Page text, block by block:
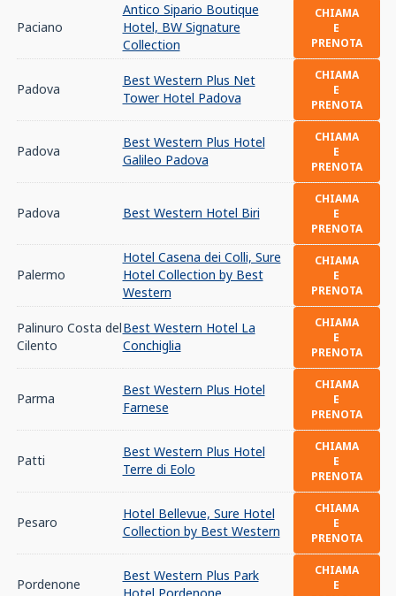
Paciano
Antico Sipario Boutique
Hotel, BW Signature
Collection
CHIAMA
E
PRENOTA
Padova
Best Western Plus Net
Tower Hotel Padova
CHIAMA
E
PRENOTA
Padova
Best Western Plus Hotel
Galileo Padova
CHIAMA
E
PRENOTA
Padova Best Western Hotel Biri
CHIAMA
E
PRENOTA
Palermo
Hotel Casena dei Colli, Sure
Hotel Collection by Best
Western
CHIAMA
E
PRENOTA
Palinuro Costa del
Cilento
Best Western Hotel La
Conchiglia
CHIAMA
E
PRENOTA
Parma
Best Western Plus Hotel
Farnese
CHIAMA
E
PRENOTA
Patti
Best Western Plus Hotel
Terre di Eolo
CHIAMA
E
PRENOTA
Pesaro
Hotel Bellevue, Sure Hotel
Collection by Best Western
CHIAMA
E
PRENOTA
Pordenone
Best Western Plus Park
CHIAMA
E